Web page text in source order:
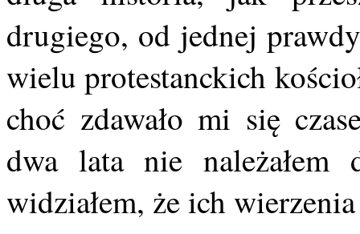
drugiego, od jednej
wielu protestanckich
choć zdawało mi się
dwa lata nie należałem
widziałem, że ich